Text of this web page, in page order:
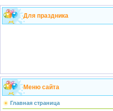
Для праздника
Меню сайта
Главная страница